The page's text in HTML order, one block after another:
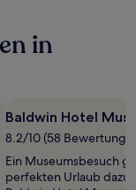
in
Baldwin Hotel
8.2/10 (58
Ein Museumsbesuch
perfekten Urlaub